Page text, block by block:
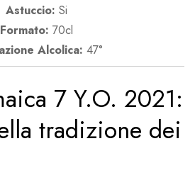
Astuccio: Si
Formato: 70cl
Alcolica: 47°
7 Y.O. 2021:
tradizione dei